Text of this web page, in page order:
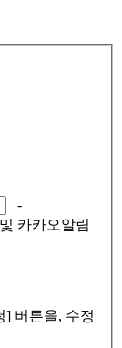
-
카카오알림
] 버튼을, 수정